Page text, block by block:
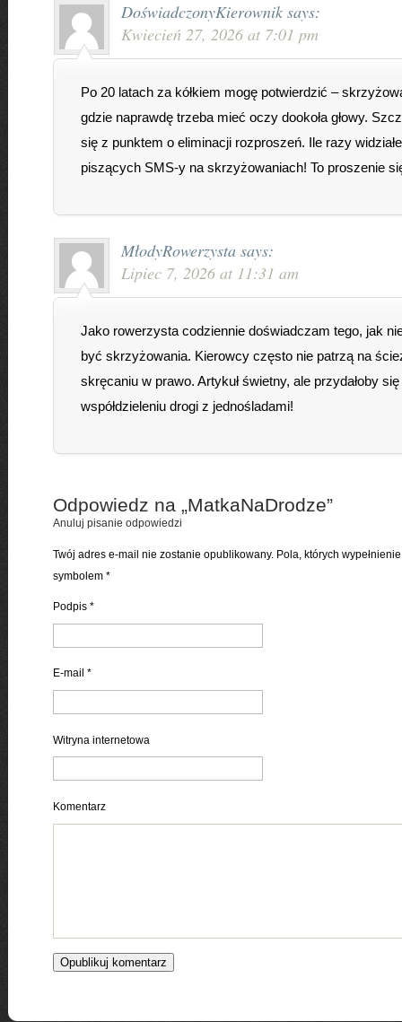
DoświadczonyKierownik says:
Kwiecień 27, 2026 at 7:01 pm
Po 20 latach za kółkiem mogę potwierdzić –
gdzie naprawdę trzeba mieć oczy dookoła głowy.
się z punktem o eliminacji rozproszeń. Ile razy
piszących SMS-y na skrzyżowaniach! To proszenie
MłodyRowerzysta says:
Lipiec 7, 2026 at 11:31 am
Jako rowerzysta codziennie doświadczam tego, jak
być skrzyżowania. Kierowcy często nie patrzą na
skręcaniu w prawo. Artykuł świetny, ale przydałoby
współdzieleniu drogi z jednośladami!
Odpowiedz na „MatkaNaDrodze”
Anuluj pisanie odpowiedzi
Twój adres e-mail nie zostanie opublikowany. Pola, których
symbolem *
Podpis *
E-mail *
Witryna internetowa
Komentarz